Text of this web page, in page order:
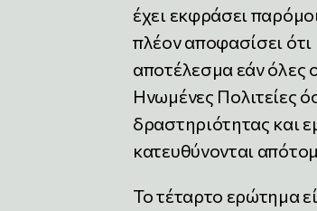
έχει εκφράσει
πλέον αποφασίσει ότι
αποτέλεσμα εάν όλες
Ηνωμένες Πολιτείες
δραστηριότητας και
κατευθύνονται
Το τέταρτο ερώτημα